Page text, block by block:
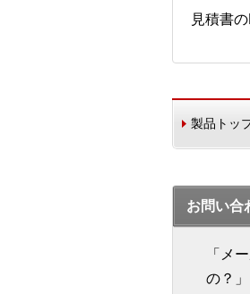
見積書
製品トッ
お問い合
「メ
の？